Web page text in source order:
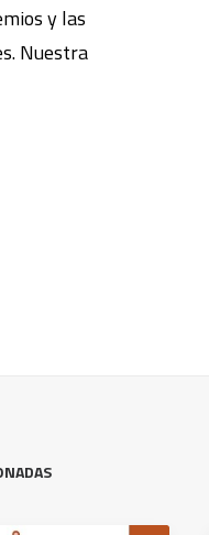
y las
Nuestra